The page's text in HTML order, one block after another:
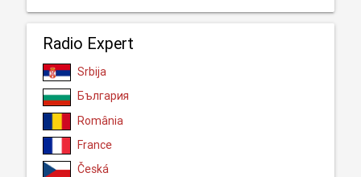
Radio Expert
Srbija
България
România
France
Česká